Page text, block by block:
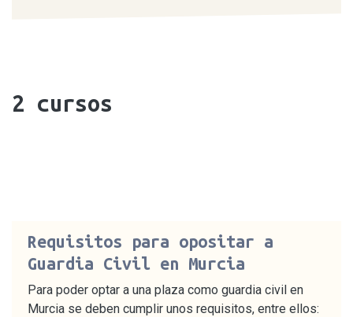
2 cursos
Requisitos para opositar a
Guardia Civil en Murcia
Para poder optar a una plaza como guardia civil en
Murcia se deben cumplir unos requisitos, entre ellos: